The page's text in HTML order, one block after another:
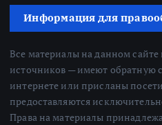
Информация для
Все материалы на данном
источников — имеют обратную
интернете или присланы
предоставляются
Права на материалы